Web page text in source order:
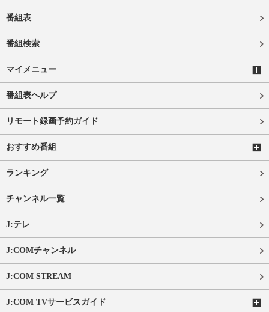
番組表
番組検索
マイメニュー
番組表ヘルプ
リモート録画予約ガイド
おすすめ番組
ランキング
チャンネル一覧
J:テレ
J:COMチャンネル
J:COM STREAM
J:COM TVサービスガイド